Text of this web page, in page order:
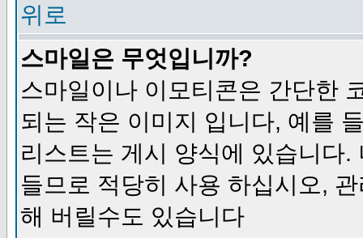
위로
스마일은 무엇입니까?
스마일이나 이모티콘은 간단한
되는 작은 이미지 입니다, 예를
리스트는 게시 양식에 있습니다
들므로 적당히 사용 하십시오,
해 버릴수도 있습니다